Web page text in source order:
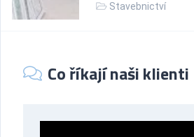
Stavebnictví
Co říkají naši klienti